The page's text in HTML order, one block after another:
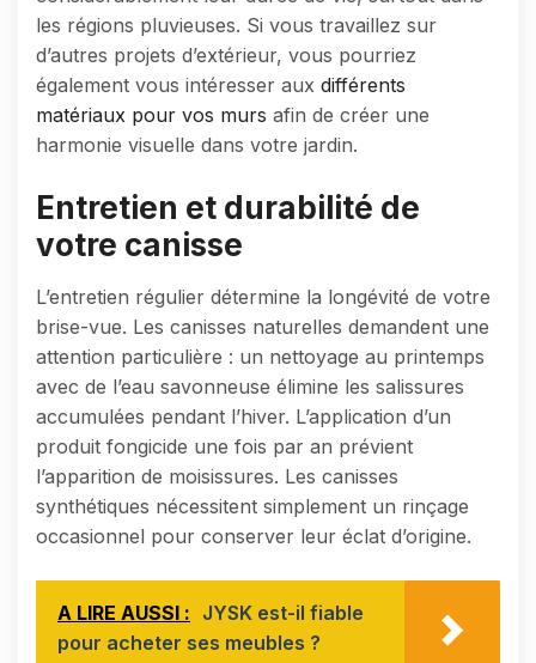
les régions pluvieuses. Si vous travaillez sur
d’autres projets d’extérieur, vous pourriez
également vous intéresser aux différents
matériaux pour vos murs afin de créer une
harmonie visuelle dans votre jardin.
Entretien et durabilité de
votre canisse
L’entretien régulier détermine la longévité de votre
brise-vue. Les canisses naturelles demandent une
attention particulière : un nettoyage au printemps
avec de l’eau savonneuse élimine les salissures
accumulées pendant l’hiver. L’application d’un
produit fongicide une fois par an prévient
l’apparition de moisissures. Les canisses
synthétiques nécessitent simplement un rinçage
occasionnel pour conserver leur éclat d’origine.
A LIRE AUSSI : JYSK est-il fiable
pour acheter ses meubles ?